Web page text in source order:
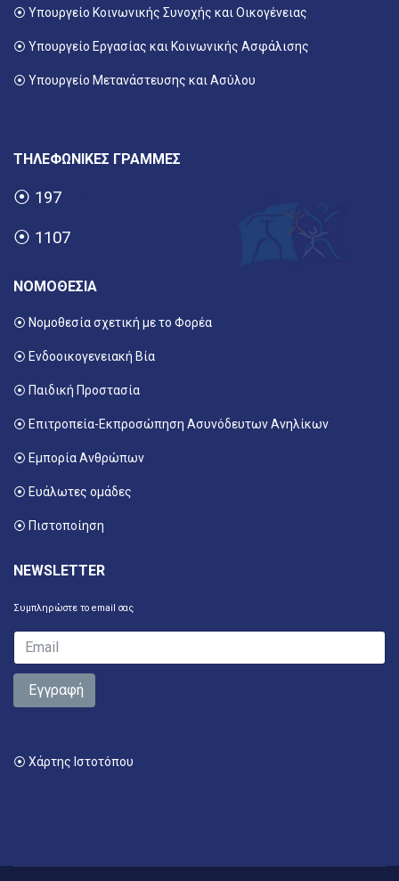
⦿ Υπουργείο Κοινωνικής Συνοχής και Οικογένειας
⦿ Υπουργείο Εργασίας και Κοινωνικής Ασφάλισης
⦿ Υπουργείο Μετανάστευσης και Ασύλου
ΤΗΛΕΦΩΝΙΚΕΣ ΓΡΑΜΜΕΣ
⦿ 197
⦿ 1107
ΝΟΜΟΘΕΣΙΑ
⦿ Νομοθεσία σχετική με το Φορέα
⦿ Ενδοοικογενειακή Βία
⦿ Παιδική Προστασία
⦿ Επιτροπεία-Εκπροσώπηση Ασυνόδευτων Ανηλίκων
⦿ Εμπορία Ανθρώπων
⦿ Ευάλωτες ομάδες
⦿ Πιστοποίηση
NEWSLETTER
Συμπληρώστε το email σας
Εγγραφή
⦿ Χάρτης Ιστοτόπου